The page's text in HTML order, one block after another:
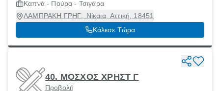
Καπνά - Πούρα - Τσιγάρα
ΛΑΜΠΡΑΚΗ ΓΡΗΓ., Νίκαια, Αττική, 18451
Κάλεσε Τώρα
40. ΜΟΣΧΟΣ ΧΡΗΣΤ Γ
Προβολή